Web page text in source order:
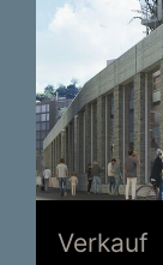
Verkauf